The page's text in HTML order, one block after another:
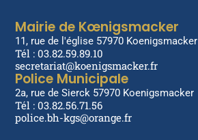
Mairie de Kœnigsmacker
11, rue de l'église 57970 Koenigsmacker
Tél : 03.82.59.89.10
secretariat@koenigsmacker.fr
Police Municipale
2a, rue de Sierck 57970 Koenigsmacker
Tél : 03.82.56.71.56
police.bh-kgs@orange.fr